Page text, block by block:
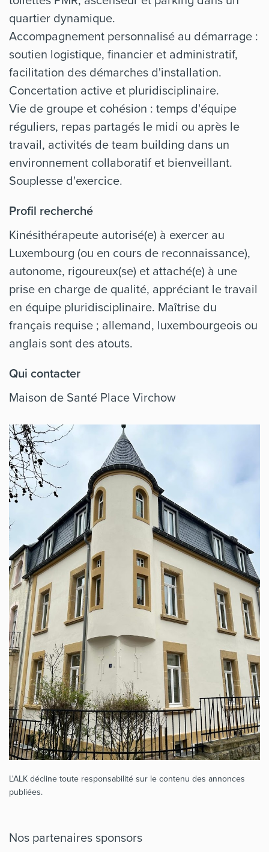
quartier dynamique.
Accompagnement personnalisé au démarrage :
soutien logistique, financier et administratif,
facilitation des démarches d'installation.
Concertation active et pluridisciplinaire.
Vie de groupe et cohésion : temps d'équipe
réguliers, repas partagés le midi ou après le
travail, activités de team building dans un
environnement collaboratif et bienveillant.
Souplesse d'exercice.
Profil recherché
Kinésithérapeute autorisé(e) à exercer au
Luxembourg (ou en cours de reconnaissance),
autonome, rigoureux(se) et attaché(e) à une
prise en charge de qualité, appréciant le travail
en équipe pluridisciplinaire. Maîtrise du
français requise ; allemand, luxembourgeois ou
anglais sont des atouts.
Qui contacter
Maison de Santé Place Virchow
L'ALK décline toute responsabilité sur le contenu des annonces
publiées.
Nos partenaires sponsors